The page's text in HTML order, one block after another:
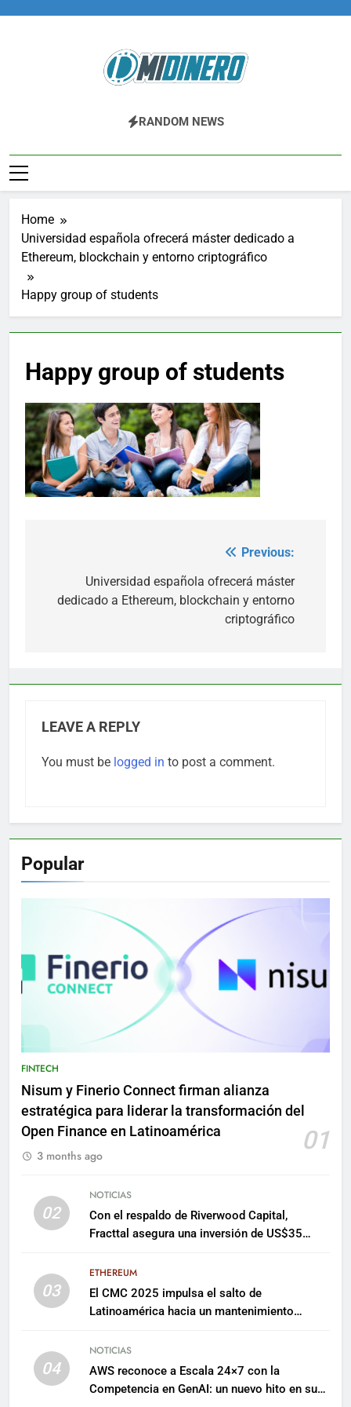
Midinero.co
Fintech, Criptomonedas
RANDOM NEWS
Home
Universidad española ofrecerá máster dedicado a
Ethereum, blockchain y entorno criptográfico
Happy group of students
Happy group of students
navigation
Previous:
Universidad española ofrecerá máster
dedicado a Ethereum, blockchain y entorno
criptográfico
LEAVE A REPLY
You must be logged in to post a comment.
Popular
FINTECH
Nisum y Finerio Connect firman alianza
estratégica para liderar la transformación del
Open Finance en Latinoamérica
01
3 months ago
02
NOTICIAS
Con el respaldo de Riverwood Capital,
Fracttal asegura una inversión de US$35
03
ETHEREUM
El CMC 2025 impulsa el salto de
Latinoamérica hacia un mantenimiento
04
NOTICIAS
AWS reconoce a Escala 24×7 con la
Competencia en GenAI: un nuevo hito en su